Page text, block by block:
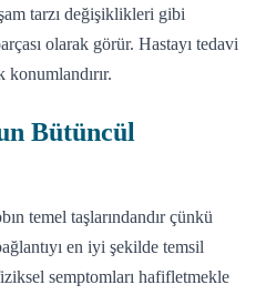
tarzı değişiklikleri gibi
olarak görür. Hastayı tedavi
konumlandırır.
Bütüncül
temel taşlarındandır çünkü
en iyi şekilde temsil
semptomları hafifletmekle